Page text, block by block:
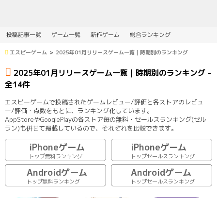
投稿記事一覧 ゲーム一覧 新作ゲーム 総合ランキング
エスピーゲーム 2025年01月リリースゲーム一覧｜時期別のランキング
2025年01月リリースゲーム一覧｜時期別のランキング -
全14件
エスピーゲームで投稿されたゲームレビュー/評価と各ストアのレビュ
ー/評価・点数をもとに、ランキング化しています。
AppStoreやGooglePlayの各ストア毎の無料・セールスランキング(セル
ラン)も併せて掲載しているので、それぞれを比較できます。
iPhoneゲーム
トップ無料ランキング
iPhoneゲーム
トップセールスランキング
Androidゲーム
トップ無料ランキング
Androidゲーム
トップセールスランキング